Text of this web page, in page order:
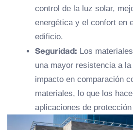
control de la luz solar,
energética y el confort en
edificio.
Seguridad: Los
una mayor resistencia a
impacto en comparación
materiales, lo que los
aplicaciones de